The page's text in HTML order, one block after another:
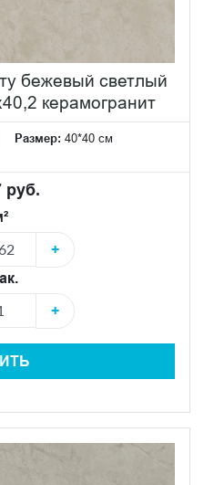
бежевый светлый
керамогранит
Размер: 40*40 см
руб.
+
+